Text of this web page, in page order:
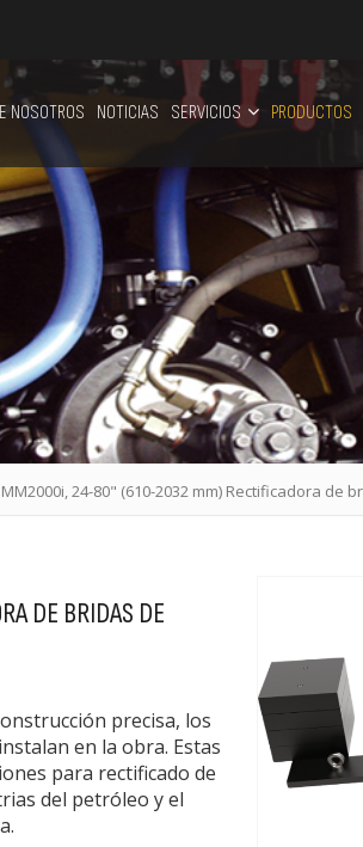
NOSOTROS NOTICIAS SERVICIOS PRODUCTOS
MM2000i, 24-80" (610-2032 mm) Rectificadora de
DE BRIDAS DE
precisa, los
en la obra. Estas
para rectificado de
del petróleo y el